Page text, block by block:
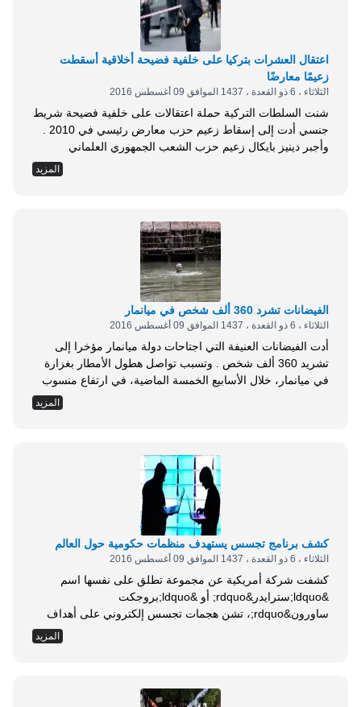
اعتقال العشرات بتركيا على خلفية فضيحة أخلاقية أسقطت
زعيمًا معارضًا
الثلاثاء ، 6 ذو القعدة ، 1437 الموافق 09 أغسطس 2016
شنت السلطات التركية حملة اعتقالات على خلفية فضيحة شريط
وأجبر دينيز بايكال زعيم حزب الشعب الجمهوري العلماني
المعارض على الاستقالة في 2010 بعد انتشار شريط مسجل
يظهره في وضع مخل على ما يبدو مع امرأة قيل إنها عضو في
المزيد
الفيضانات تشرد 360 ألف شخص في ميانمار
الثلاثاء ، 6 ذو القعدة ، 1437 الموافق 09 أغسطس 2016
أدت الفيضانات العنيفة التي اجتاحات دولة ميانمار مؤخرا إلى
تشريد 360 ألف شخص . وتسبب تواصل هطول الأمطار بغزارة
في ميانمار، خلال الأسابيع الخمسة الماضية، في ارتفاع منسوب
المياه في الأنهار الرئيسية الثلاثة في البلاد؛ بما فيها نهر أيابوادي،
الممر المائي الرئيسي في البلاد، الذي يتدفق من الشمال إلى
المزيد
كشف برنامج تجسس يستهدف منظمات حكومية حول العالم
الثلاثاء ، 6 ذو القعدة ، 1437 الموافق 09 أغسطس 2016
كشفت شركة أمريكية عن مجموعة تطلق على نفسها اسم
&ldquo;سترايدر&rdquo; أو &ldquo;بروجكت
ساورون&rdquo;، تشن هجمات تجسس إلكتروني على أهداف
مختارة في روسيا والصين والسويد وبلجيكا ورواندا . ونشرت
&ldquo;رمسك &rdquo;. وأفاد باحثون بالشركة بأن
المزيد